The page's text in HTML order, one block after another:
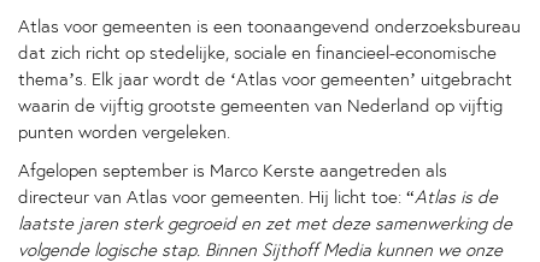
Atlas voor gemeenten is een toonaangevend onderzoeksbureau
dat zich richt op stedelijke, sociale en financieel-economische
thema’s. Elk jaar wordt de ‘Atlas voor gemeenten’ uitgebracht
waarin de vijftig grootste gemeenten van Nederland op vijftig
punten worden vergeleken.
Afgelopen september is Marco Kerste aangetreden als
directeur van Atlas voor gemeenten. Hij licht toe: “Atlas is de
laatste jaren sterk gegroeid en zet met deze samenwerking de
volgende logische stap. Binnen Sijthoff Media kunnen we onze